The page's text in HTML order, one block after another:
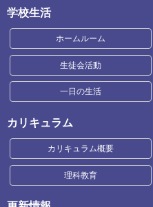
学校生活
ホームルーム
生徒会活動
一日の生活
カリキュラム
カリキュラム概要
理科教育